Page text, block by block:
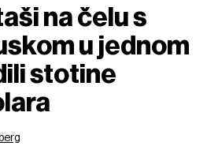
na čelu s
u jednom
stotine